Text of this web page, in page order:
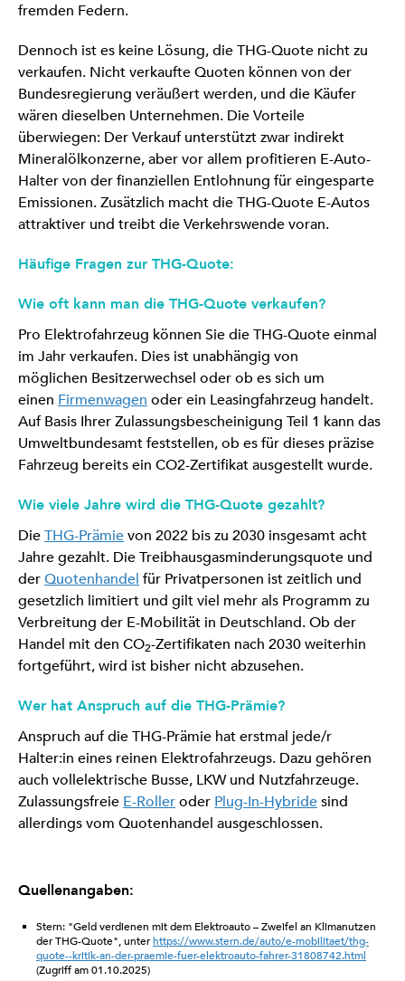
fremden Federn.
Dennoch ist es keine Lösung, die THG-Quote nicht zu
verkaufen. Nicht verkaufte Quoten können von der
Bundesregierung veräußert werden, und die Käufer
wären dieselben Unternehmen. Die Vorteile
überwiegen: Der Verkauf unterstützt zwar indirekt
Mineralölkonzerne, aber vor allem profitieren E-Auto-
Halter von der finanziellen Entlohnung für eingesparte
Emissionen. Zusätzlich macht die THG-Quote E-Autos
attraktiver und treibt die Verkehrswende voran.
Häufige Fragen zur THG-Quote:
Wie oft kann man die THG-Quote verkaufen?
Pro Elektrofahrzeug können Sie die THG-Quote einmal
im Jahr verkaufen. Dies ist unabhängig von
möglichen Besitzerwechsel oder ob es sich um
einen Firmenwagen oder ein Leasingfahrzeug handelt.
Auf Basis Ihrer Zulassungsbescheinigung Teil 1 kann das
Umweltbundesamt feststellen, ob es für dieses präzise
Fahrzeug bereits ein CO2-Zertifikat ausgestellt wurde.
Wie viele Jahre wird die THG-Quote gezahlt?
DieTHG-Prämievon 2022 bis zu 2030 insgesamt acht
Jahre gezahlt. Die Treibhausgasminderungsquote und
derQuotenhandel für Privatpersonen ist zeitlich und
gesetzlich limitiert und gilt viel mehr als Programm zu
Verbreitung der E-Mobilität in Deutschland. Ob der
Handel mit den CO2-Zertifikaten nach 2030 weiterhin
fortgeführt, wird ist bisher nicht abzusehen.
Wer hat Anspruch auf die THG-Prämie?
Anspruch auf die THG-Prämie hat erstmal jede/r
Halter:in eines reinen Elektrofahrzeugs. Dazu gehören
auch vollelektrische Busse, LKW und Nutzfahrzeuge.
Zulassungsfreie E-Rolleroder Plug-In-Hybridesind
allerdings vom Quotenhandel ausgeschlossen.
Quellenangaben:
Stern: "Geld verdienen mit dem Elektroauto – Zweifel an Klimanutzen
der THG-Quote", unterhttps://www.stern.de/auto/e-mobilitaet/thg-
quote--kritik-an-der-praemie-fuer-elektroauto-fahrer-31808742.html
(Zugriff am 01.10.2025)